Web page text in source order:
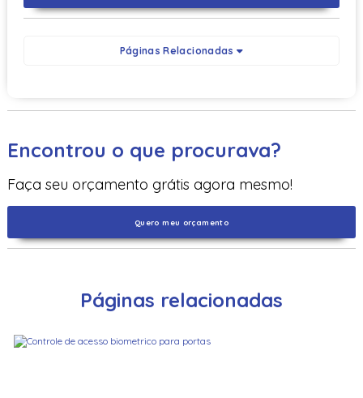
Páginas Relacionadas
Encontrou o que procurava?
Faça seu orçamento grátis agora mesmo!
Quero meu orçamento
Páginas relacionadas